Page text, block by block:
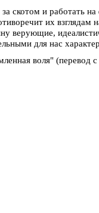
скотом и работать
их взглядам
верующие,
для нас
воля" (перевод с